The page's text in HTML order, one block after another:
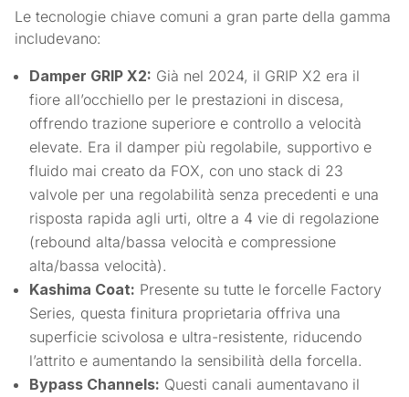
Le tecnologie chiave comuni a gran parte della gamma
includevano:
Damper GRIP X2: Già nel 2024, il GRIP X2 era il
fiore all’occhiello per le prestazioni in discesa,
offrendo trazione superiore e controllo a velocità
elevate. Era il damper più regolabile, supportivo e
fluido mai creato da FOX, con uno stack di 23
valvole per una regolabilità senza precedenti e una
risposta rapida agli urti, oltre a 4 vie di regolazione
(rebound alta/bassa velocità e compressione
alta/bassa velocità).
Kashima Coat: Presente su tutte le forcelle Factory
Series, questa finitura proprietaria offriva una
superficie scivolosa e ultra-resistente, riducendo
l’attrito e aumentando la sensibilità della forcella.
Bypass Channels: Questi canali aumentavano il